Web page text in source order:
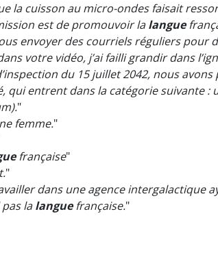
la cuisson au micro-ondes faisait
est de promouvoir lalangue
envoyer des courriels réguliers pour
votre vidéo, j’ai failli grandir dans
du 15 juillet 2042, nous
qui entrent dans la catégorie suivante :
"
femme."
française"
"
dans une agence
lalanguefrançaise."